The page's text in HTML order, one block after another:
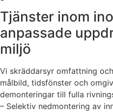
Tjänster inom
anpassade
miljö
Vi skräddarsyr omfattning
målbild, tidsfönster och
demonteringar till fulla
– Selektiv nedmontering av